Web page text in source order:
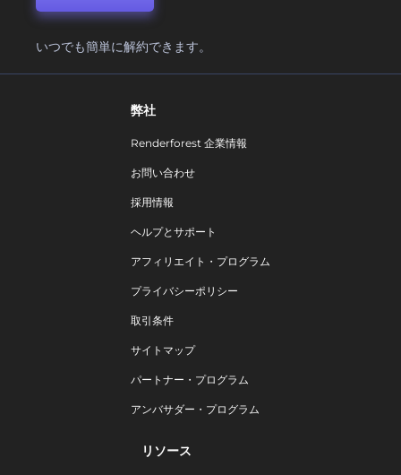
いつでも簡単に解約できます。
弊社
Renderforest 企業情報
お問い合わせ
採用情報
ヘルプとサポート
アフィリエイト・プログラム
プライバシーポリシー
取引条件
サイトマップ
パートナー・プログラム
アンバサダー・プログラム
リソース